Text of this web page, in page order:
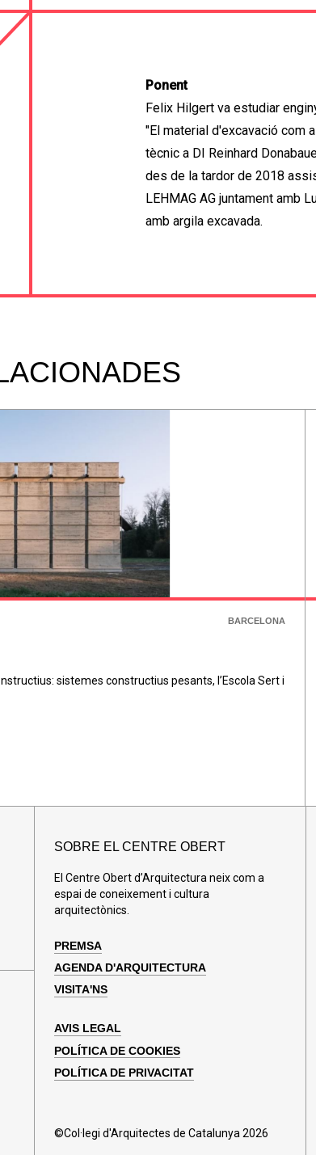
Ponent
Felix Hilgert va estudiar
"El material d'excavació com
tècnic a DI Reinhard
des de la tardor de 2018
LEHMAG AG juntament amb
amb argila excavada.
BARCELONA
sistemes constructius pesants, l’Escola Sert i
SOBRE EL CENTRE OBERT
El Centre Obert d’Arquitectura neix com a
espai de coneixement i cultura
arquitectònics.
PREMSA
AGENDA D'ARQUITECTURA
VISITA'NS
AVIS LEGAL
POLÍTICA DE COOKIES
POLÍTICA DE PRIVACITAT
©Col·legi d'Arquitectes de Catalunya 2026